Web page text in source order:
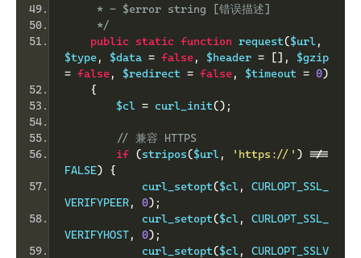
     * - $error string [错误描述]
     */
public static function request($url ,
$type, $data = false, $header = [],
= false, $redirect = false, $timeout = 0)
{
        $cl
= curl_init();
// 兼容 HTTPS
if (stripos($url , 'https://' ) !==
FALSE)
{
            curl_setopt
($cl ,
CURLOPT_SSL_
VERIFYPEER, 0);
            curl_setopt
($cl ,
CURLOPT_SSL_
VERIFYHOST, 0);
            curl_setopt
($cl ,
CURLOPT_SSLV